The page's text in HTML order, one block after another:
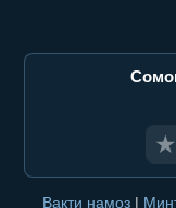
★
Вақти намоз |